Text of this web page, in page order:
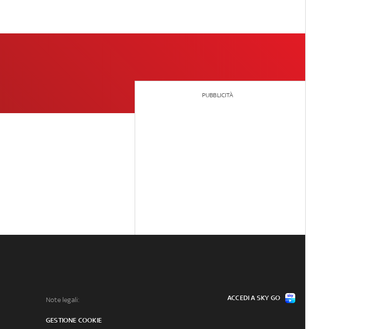
PUBBLICITÀ
Note legali:
GESTIONE COOKIE
ACCEDI A SKY GO